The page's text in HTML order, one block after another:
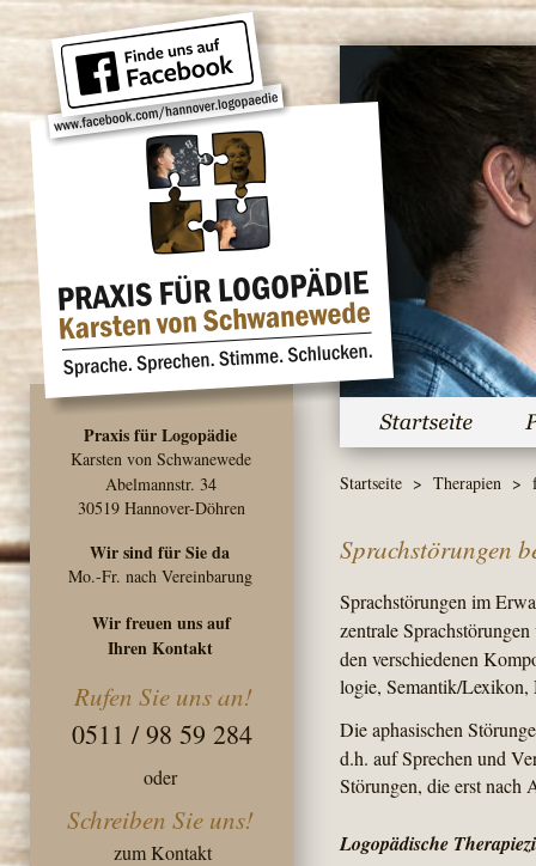
Sprachstörungen
Sprachstörungen im
zentrale
den verschiedenen
logie, Semantik/
Die aphasischen
d.h. auf Sprechen und
Störungen, die erst nach
Logopädische
Startseite > Therapien >
Praxis für Logopädie
Karsten von Schwanewede
Abelmannstr. 34
30519 Hannover-Döhren
Rufen Sie uns an!
0511 / 98 59 284
Wir sind für Sie da
Mo.-Fr. nach Vereinbarung
Schreiben Sie uns!
oder
Wir freuen uns auf
Ihren Kontakt
zum Kontakt